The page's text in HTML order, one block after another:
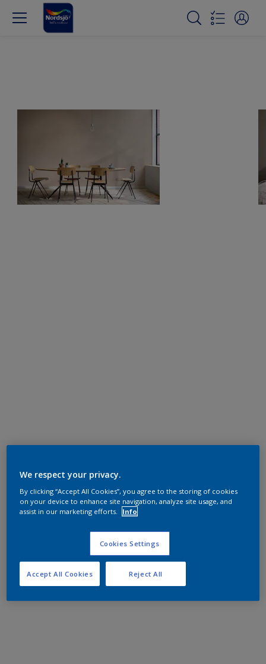
We respect your privacy.
By clicking “Accept All Cookies”, you agree to the storing of cookies
on your device to enhance site navigation, analyze site usage, and
assist in our marketing efforts.
Info
Cookies Settings
Reject All
Accept All Cookies